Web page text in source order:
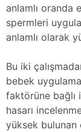
anlamlı oranda
spermleri
anlamlı olarak
Bu iki
bebek
faktörüne bağlı
hasarı
yüksek